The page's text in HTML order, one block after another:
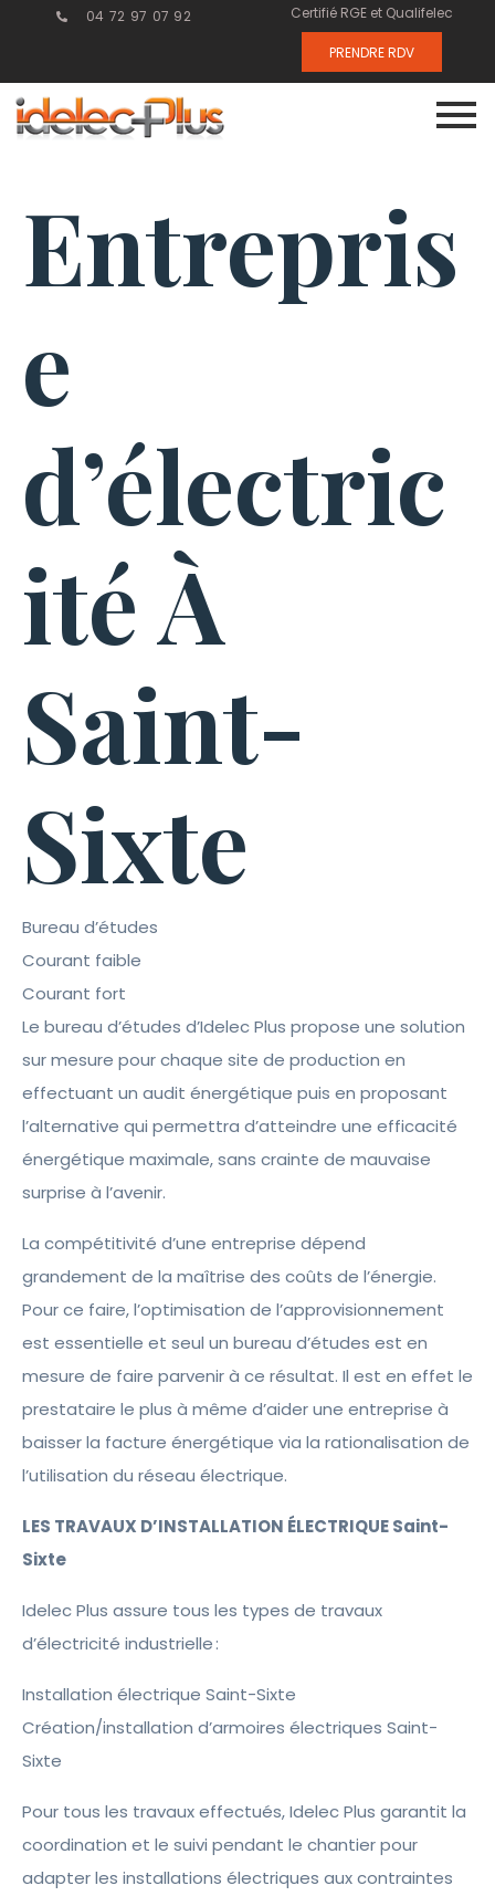
04 72 97 07 92 Certifié RGE et Qualifelec
PRENDRE RDV
Entrepris
e
d’électric
ité À
Saint-
Sixte
Bureau d’études
Courant faible
Courant fort
Le bureau d’études d’Idelec Plus propose une solution
sur mesure pour chaque site de production en
effectuant un audit énergétique puis en proposant
l’alternative qui permettra d’atteindre une efficacité
énergétique maximale, sans crainte de mauvaise
surprise à l’avenir.
La compétitivité d’une entreprise dépend
grandement de la maîtrise des coûts de l’énergie.
Pour ce faire, l’optimisation de l’approvisionnement
est essentielle et seul un bureau d’études est en
mesure de faire parvenir à ce résultat. Il est en effet le
prestataire le plus à même d’aider une entreprise à
baisser la facture énergétique via la rationalisation de
l’utilisation du réseau électrique.
LES TRAVAUX D’INSTALLATION ÉLECTRIQUE Saint-
Sixte
Idelec Plus assure tous les types de travaux
d’électricité industrielle :
Installation électrique Saint-Sixte
Création/installation d’armoires électriques Saint-
Sixte
Pour tous les travaux effectués, Idelec Plus garantit la
coordination et le suivi pendant le chantier pour
adapter les installations électriques aux contraintes